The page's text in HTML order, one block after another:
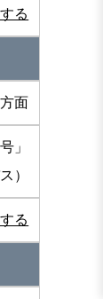
る
面
」
）
る